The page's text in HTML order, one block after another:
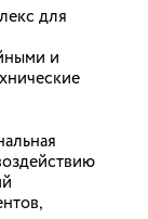
(входит
этапов
на
для
и